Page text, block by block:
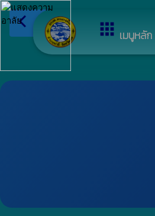
apps เมนูหลัก
arrow_back_ios กลับเมนูหลัก